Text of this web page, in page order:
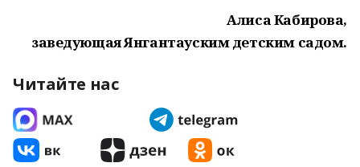
Алиса Кабирова,
заведующая Янгантауским детским садом.
Читайте нас